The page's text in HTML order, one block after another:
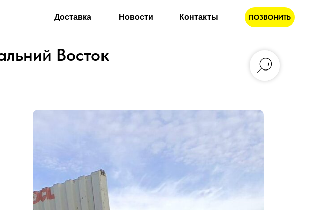
Доставка Новости Контакты ПОЗВОНИТЬ
Восток